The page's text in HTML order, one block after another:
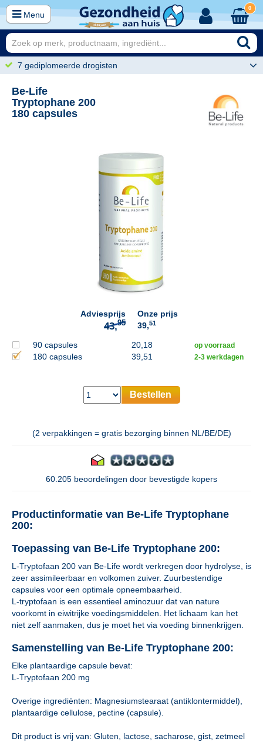
Menu
0
7 gediplomeerde drogisten
Be-Life
Tryptophane 200
180 capsules
Adviesprijs
95
Onze prijs
39,51
90 capsules 20,18 op voorraad
180 capsules 39,51 2-3 werkdagen
Bestellen
(2 verpakkingen = gratis bezorging binnen NL/BE/DE)
60.205 beoordelingen door bevestigde kopers
Productinformatie van Be-Life Tryptophane
200:
Toepassing van Be-Life Tryptophane 200:
L-Tryptofaan 200 van Be-Life wordt verkregen door hydrolyse, is
zeer assimileerbaar en volkomen zuiver. Zuurbestendige
capsules voor een optimale opneembaarheid.
L-tryptofaan is een essentieel aminozuur dat van nature
voorkomt in eiwitrijke voedingsmiddelen. Het lichaam kan het
niet zelf aanmaken, dus je moet het via voeding binnenkrijgen.
Samenstelling van Be-Life Tryptophane 200:
Elke plantaardige capsule bevat:
L-Tryptofaan 200 mg
Overige ingrediënten: Magnesiumstearaat (antiklontermiddel),
plantaardige cellulose, pectine (capsule).
Dit product is vrij van: Gluten, lactose, sacharose, gist, zetmeel